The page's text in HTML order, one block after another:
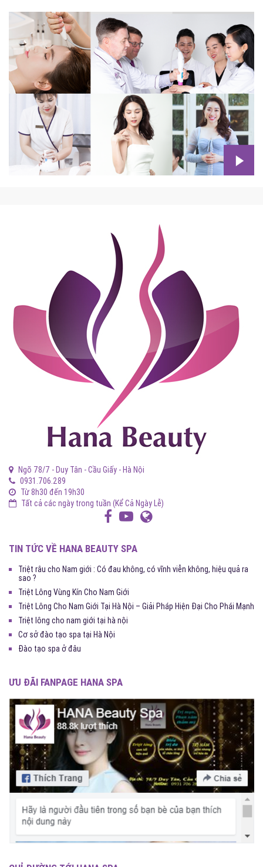
Ngõ 78/7 - Duy Tân - Cầu Giấy - Hà Nội
0931.706.289
Từ 8h30 đến 19h30
Tất cả các ngày trong tuần (Kể Cả Ngày Lễ)
TIN TỨC VỀ HANA BEAUTY SPA
Triệt râu cho Nam giới : Có đau không, có vĩnh viễn không, hiệu quả ra
sao ?
Triệt Lông Vùng Kín Cho Nam Giới
Triệt Lông Cho Nam Giới Tại Hà Nội – Giải Pháp Hiện Đại Cho Phái Mạnh
Triệt lông cho nam giới tại hà nội
Cơ sở đào tạo spa tại Hà Nội
Đào tạo spa ở đâu
ƯU ĐÃI FANPAGE HANA SPA